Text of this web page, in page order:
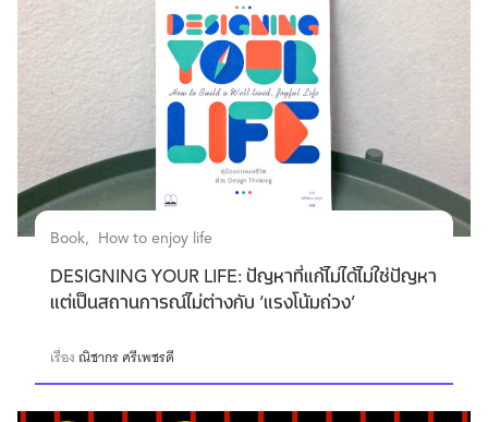
Book How to enjoy life
DESIGNING YOUR LIFE: ปัญหาที่แก้ไม่ได้ไม่ใช่ปัญหา
แต่เป็นสถานการณ์ไม่ต่างกับ ‘แรงโน้มถ่วง’
เรื่องณิชากร ศรีเพชรดี